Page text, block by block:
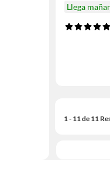
Llega
1 - 11 de 11